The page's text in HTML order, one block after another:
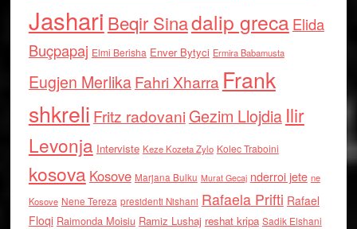
Jashari Beqir Sinadalip grecaElida
Buçpapaj Elmi Berisha Enver Bytyci Ermira Babamusta
Eugjen MerlikaFahri Xharra Frank
shkreli Fritz radovaniGezim Llojdia Ilir
Levonja Interviste Keze Kozeta Zylo Kolec Traboini
kosova Kosove Marjana Bulku Murat Gecaj nderroi jete ne
Kosove Nene Tereza presidenti Nishani Rafaela Prifti Rafael
Floqi Raimonda Moisiu Ramiz Lushaj reshat kripa Sadik Elshani